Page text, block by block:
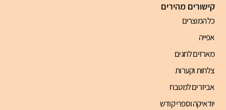
קישורים מהירים
כל המוצרים
אפייה
מארזים לחגים
צלחות וקערות
אביזרים למטבח
יודאיקה וספרי קודש